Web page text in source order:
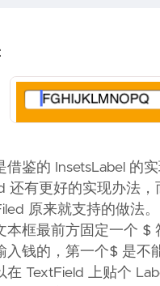
借鉴的 InsetsLabel 的
还有更好的实现办法，
原来就支持的做法
本框最前方固定一个 $
入钱的，第一个$ 是不
在 TextField 上贴个